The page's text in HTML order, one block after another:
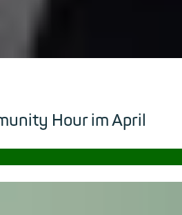
Hour im April